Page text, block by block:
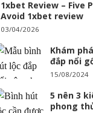
1xbet Review – Five
Avoid 1xbet review
03/04/2026
Khám
đắp nổi
15/08/2024
5 nên 3
phong